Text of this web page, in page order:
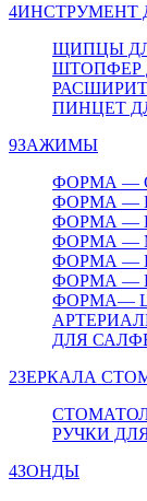
4ИНСТРУМЕНТ
ЩИПЦЫ
ШТОПФЕР
ПИНЦЕТ
9ЗАЖИМЫ
ФОРМА —
ФОРМА —
ФОРМА —
ФОРМА —
ФОРМА —
ФОРМА —
ФОРМА—
ДЛЯ
2ЗЕРКАЛА
РУЧКИ
4ЗОНДЫ